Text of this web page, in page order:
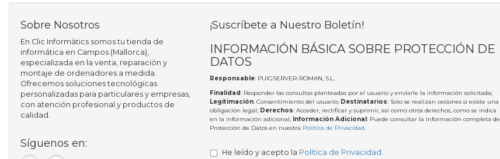
Sobre Nosotros
En Clic Informàtics somos tu tienda de
informática en Campos (Mallorca),
especializada en la venta, reparación y
montaje de ordenadores a medida.
Ofrecemos soluciones tecnológicas
personalizadas para particulares y empresas,
con atención profesional y productos de
calidad.
Síguenos en:
¡Suscríbete a Nuestro Boletín!
INFORMACIÓN BÁSICA SOBRE PROTECCIÓN DE
DATOS
Responsable: PUIGSERVER-ROMAN, S.L.
Finalidad: Responder las consultas planteadas por el usuario y enviarle la información solicitada;
Legitimación: Consentimiento del usuario; Destinatarios: Solo se realizan cesiones si existe una
obligación legal; Derechos: Acceder, rectificar y suprimir, así como otros derechos, como se indica
en la información adicional; Información Adicional : Puede consultar la información completa de
Protección de Datos en nuestra Política de Privacidad.
He leído y acepto la Política de Privacidad .